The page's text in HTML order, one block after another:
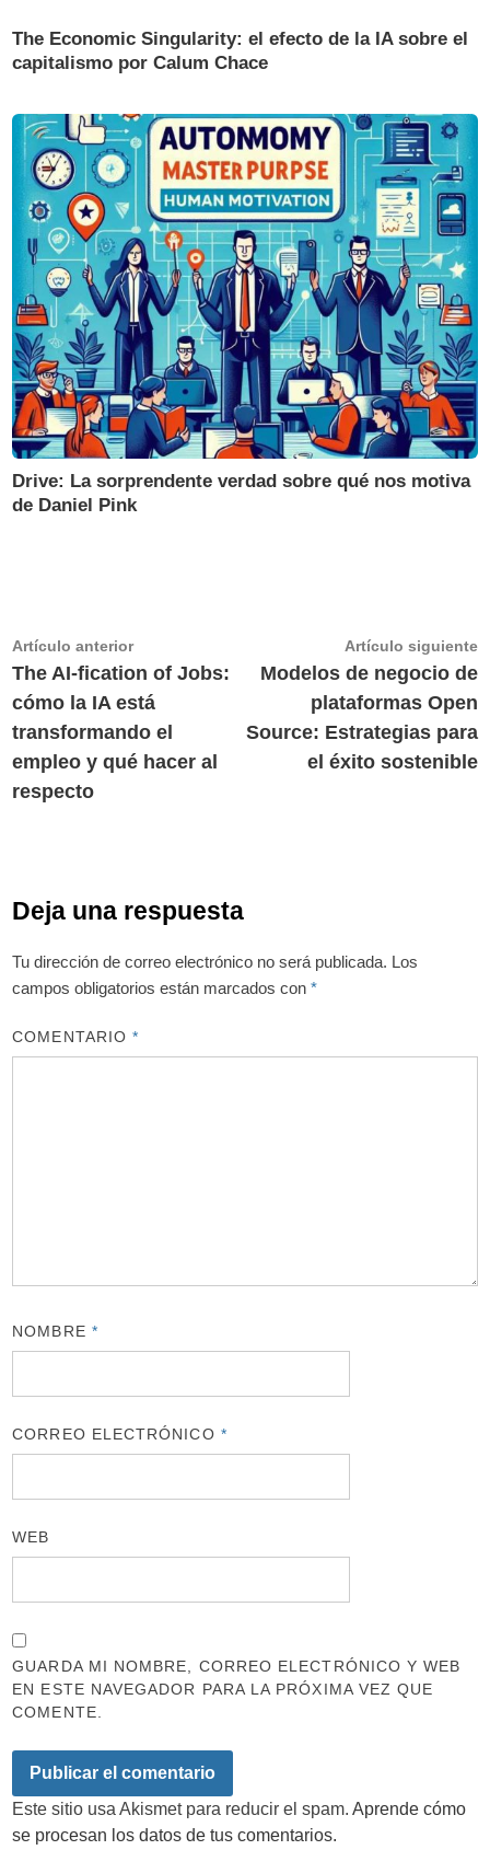
The Economic Singularity: el efecto de la IA sobre el
capitalismo por Calum Chace
Drive: La sorprendente verdad sobre qué nos motiva
de Daniel Pink
Navegación
de
entradas
Artículo anteriorArtículo
anterior:
The AI-fication of Jobs:
cómo la IA está
transformando el
empleo y qué hacer al
respecto
Artículo siguiente
Modelos de negocio de
plataformas Open
Source: Estrategias para
el éxito sostenible
Deja una respuesta
Tu dirección de correo electrónico no será publicada. Los
campos obligatorios están marcados con*
COMENTARIO*
NOMBRE *
CORREO ELECTRÓNICO *
WEB
GUARDA MI NOMBRE, CORREO ELECTRÓNICO Y WEB
EN ESTE NAVEGADOR PARA LA PRÓXIMA VEZ QUE
COMENTE.
Este sitio usa Akismet para reducir el spam.Aprende cómo
se procesan los datos de tus comentarios.